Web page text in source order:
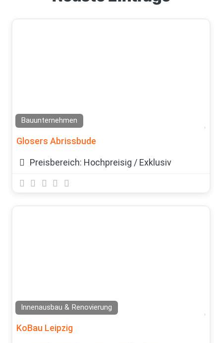
Bauunternehmen
Glosers Abrissbude
Preisbereich: Hochpreisig / Exklusiv
Innenausbau & Renovierung
KoBau Leipzig